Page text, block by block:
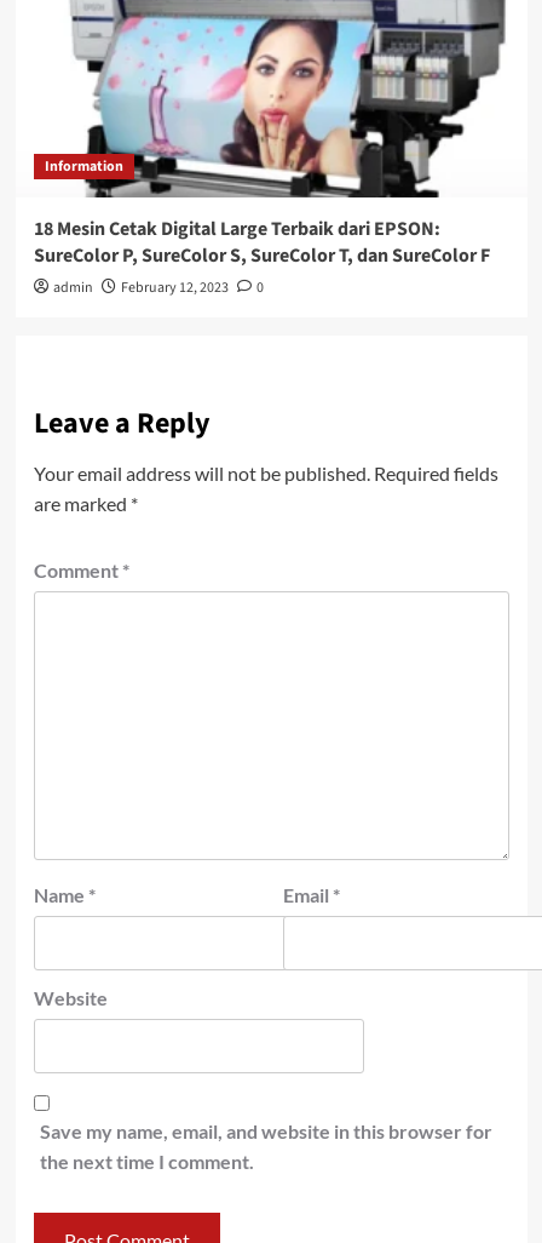
Information
18 Mesin Cetak Digital Large Terbaik dari EPSON:
SureColor P, SureColor S, SureColor T, dan SureColor F
admin February 12, 2023 0
Leave a Reply
Your email address will not be published. Required fields
are marked *
Comment *
Name * Email *
Website
Save my name, email, and website in this browser for
the next time I comment.